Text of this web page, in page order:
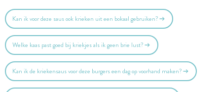
Kan ik voor deze saus ook krieken uit een bokaal gebruiken?
Welke kaas past goed bij kriekjes als ik geen brie lust?
Kan ik de kriekensaus voor deze burgers een dag op voorhand maken?